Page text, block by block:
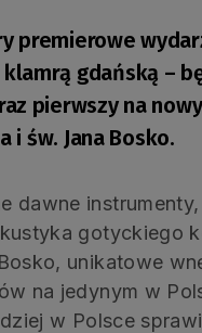
premierowe
gdańską –
pierwszy na
i św. Jana Bosko.
dawne
gotyckiego
unikatowe
na jedynym w
w Polsce